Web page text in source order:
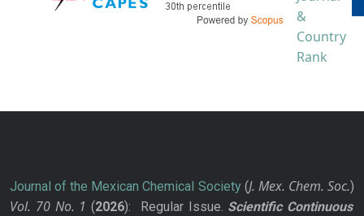
Journal of the Mexican Chemical Society(J. Mex. Chem. Soc.)
Vol. 70 No. 1 (2026): Regular Issue. Scientific Continuous